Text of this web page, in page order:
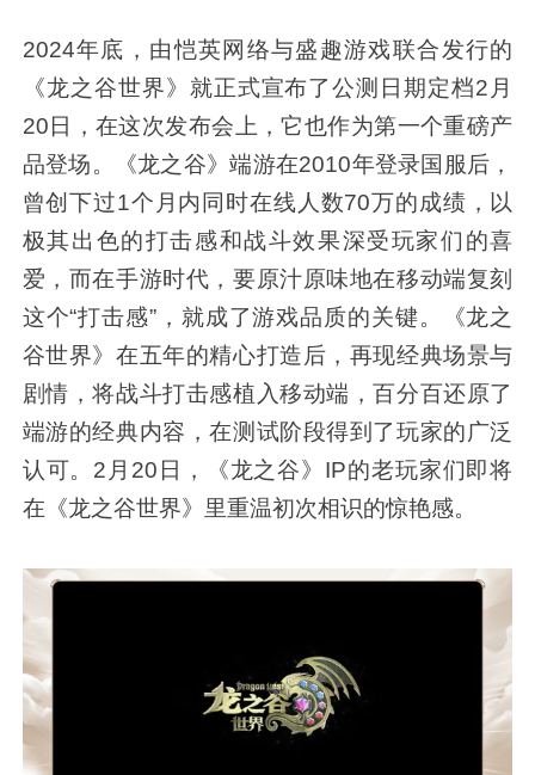
2024年底，由恺英网络与盛趣游戏联合发行的
《龙之谷世界》就正式宣布了公测日期定档2月
20日，在这次发布会上，它也作为第一个重磅产
品登场。《龙之谷》端游在2010年登录国服后，
曾创下过1个月内同时在线人数70万的成绩，以
极其出色的打击感和战斗效果深受玩家们的喜
爱，而在手游时代，要原汁原味地在移动端复刻
这个“打击感”，就成了游戏品质的关键。《龙之
谷世界》在五年的精心打造后，再现经典场景与
剧情，将战斗打击感植入移动端，百分百还原了
端游的经典内容，在测试阶段得到了玩家的广泛
认可。2月20日，《龙之谷》IP的老玩家们即将
在《龙之谷世界》里重温初次相识的惊艳感。